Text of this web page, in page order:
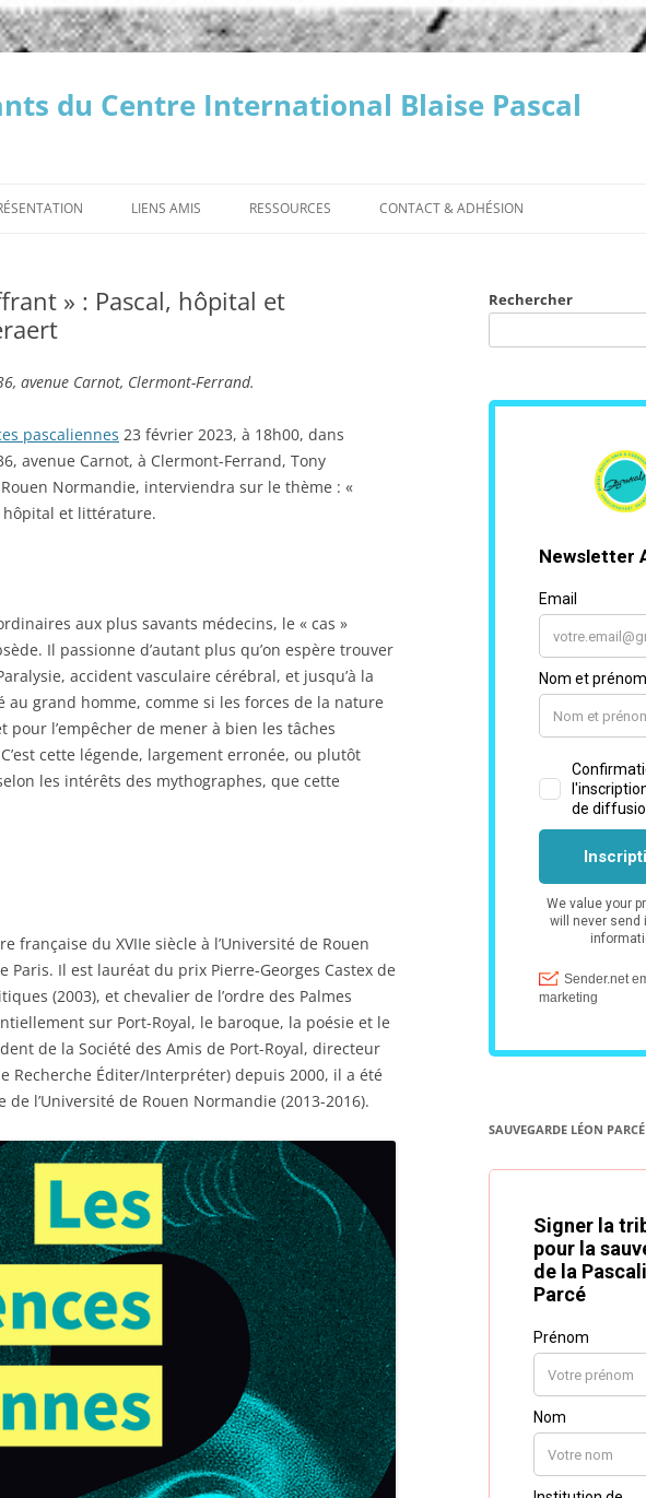
du Centre International Blaise Pascal
CONFÉRENCES
LIENS AMIS
PATRIMOINE DE CLERMONT
AUVERGNE MÉTROPOLE
MSH CLERMONT-FERRAND
RESSOURCES
LES « PENSÉES » DE BLAISE PASCAL
CONTACT & ADHÉSION
» : Pascal, hôpital et
avenue Carnot, Clermont-Ferrand.
pascaliennes 23 février 2023, à 18h00, dans
avenue Carnot, à Clermont-Ferrand, Tony
Normandie, interviendra sur le thème : «
hôpital et littérature.
aux plus savants médecins, le « cas »
Il passionne d’autant plus qu’on espère trouver
accident vasculaire cérébral, et jusqu’à la
au grand homme, comme si les forces de la nature
pour l’empêcher de mener à bien les tâches
cette légende, largement erronée, ou plutôt
les intérêts des mythographes, que cette
française du XVIIe siècle à l’Université de Rouen
Paris. Il est lauréat du prix Pierre-Georges Castex de
(2003), et chevalier de l’ordre des Palmes
sur Port-Royal, le baroque, la poésie et le
de la Société des Amis de Port-Royal, directeur
Recherche Éditer/Interpréter) depuis 2000, il a été
l’Université de Rouen Normandie (2013-2016).
Rechercher
SAUVEGARDE LÉON PARCÉ